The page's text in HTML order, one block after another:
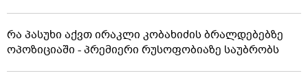
რა პასუხი აქვთ ირაკლი კობახიძის ბრალდებებზე
ოპოზიციაში - პრემიერი რუსოფობიაზე საუბრობს